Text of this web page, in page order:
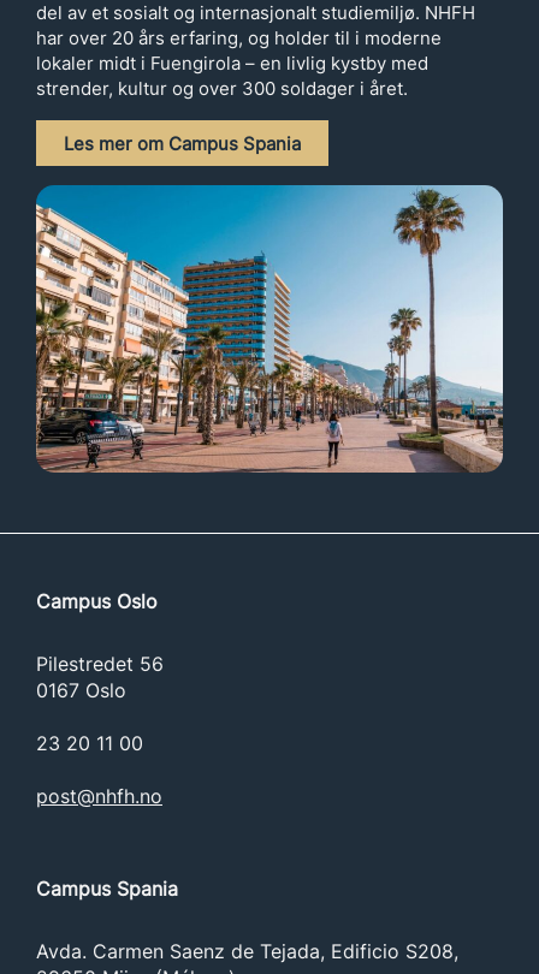
del av et sosialt og internasjonalt studiemiljø. NHFH
har over 20 års erfaring, og holder til i moderne
lokaler midt i Fuengirola – en livlig kystby med
strender, kultur og over 300 soldager i året.
Les mer om Campus Spania
Campus Oslo
Pilestredet 56
0167 Oslo
23 20 11 00
post@nhfh.no
Campus Spania
Avda. Carmen Saenz de Tejada, Edificio S208,